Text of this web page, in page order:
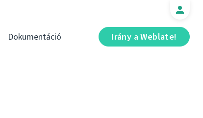
Irány a Weblate!
Dokumentáció